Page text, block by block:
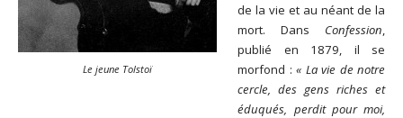
Le jeune Tolstoï
de la vie et au néant de la
mort. Dans Confession,
publié en 1879, il se
morfond :« La vie de notre
cercle, des gens riches et
éduqués, perdit pour moi,